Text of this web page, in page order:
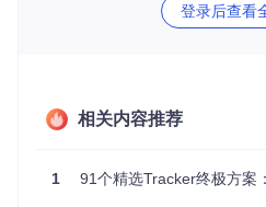
5分钟完成配置：主流客
常打开。
登录后查看
相关内容推荐
1 91个精选Tracker终极方案：让